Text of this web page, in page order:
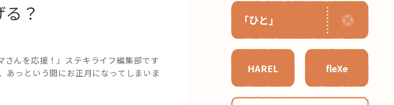
「ひと」
HAREL fleXe
？
んを応援！」ステキライフ編集部です
っという間にお正月になってしまいま